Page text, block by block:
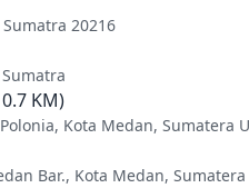
20216
KM)
Kota Medan, Sumatera
Bar., Kota Medan,